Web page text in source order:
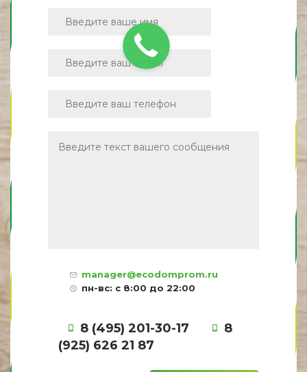
manager@ecodomprom.ru
пн-вс: с 8:00 до 22:00
8 (495) 201-30-17
8
(925) 626 21 87